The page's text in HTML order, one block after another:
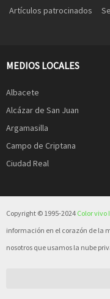
Artículos patrocinados
MEDIOS LOCALES
Albacete
Alcázar de San Juan
Argamasilla
Campo de Criptana
Ciudad Real
Copyright © 1995-2024 Color vivo
información en el corazón de la
nosotros que usamos la nube